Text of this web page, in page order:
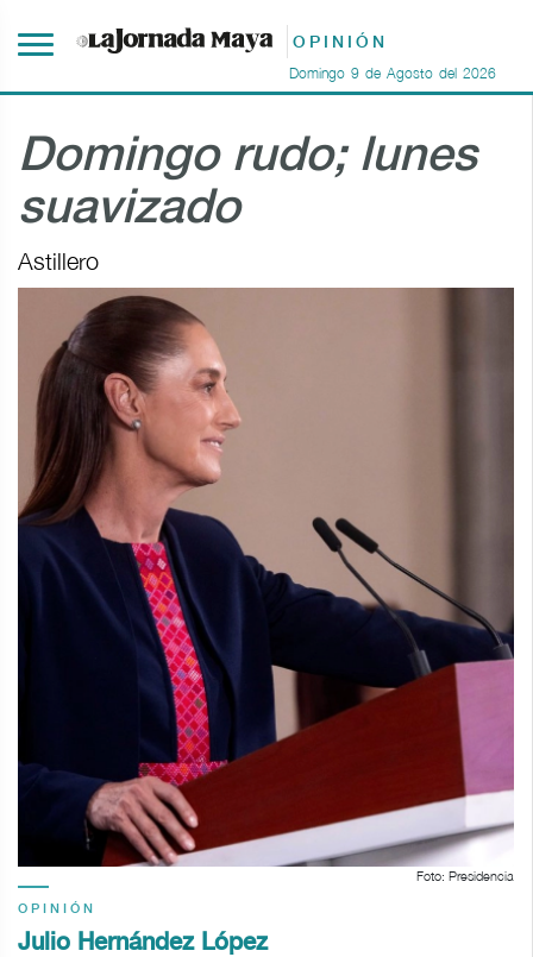
OPINIÓN
Domingo 9 de Agosto del 2026
Domingo rudo; lunes
suavizado
Astillero
Foto: Presidencia
OPINIÓN
Julio Hernández López